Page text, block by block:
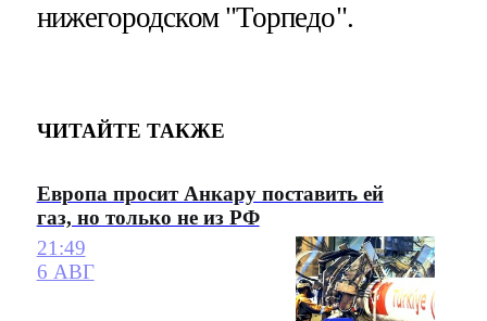
нижегородском "Торпедо".
ЧИТАЙТЕ ТАКЖЕ
Европа просит Анкару поставить ей
газ, но только не из РФ
21:49
6 АВГ